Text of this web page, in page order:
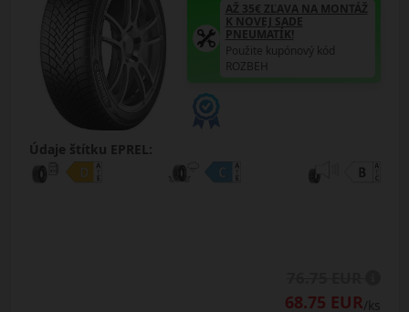
AŽ 35€ ZĽAVA NA MONTÁŽ
K NOVEJ SADE
PNEUMATÍK!
Použite kupónový kód
ROZBEH
Údaje štítku EPREL:
68.75 EUR/ks